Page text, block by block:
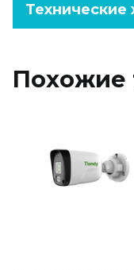
Технические
Похожие